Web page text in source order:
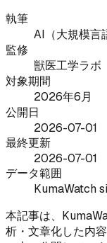
執筆
AI（大規模言
監修
獣医工学ラボ
対象期間
2026年6月
公開日
2026-07-01
最終更新
2026-07-01
データ範囲
KumaWatch
本記事は、
析・文章化した内